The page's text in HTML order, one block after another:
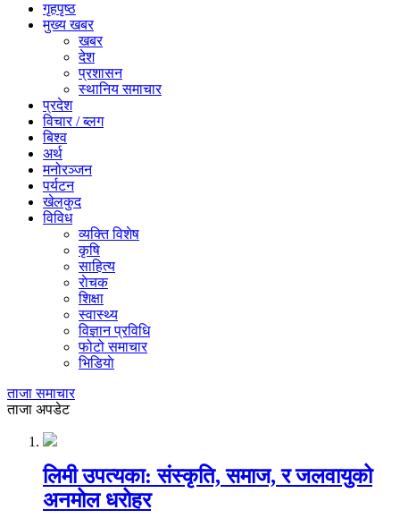
गृहपृष्ठ
मुख्य खबर
खबर
देश
प्रशासन
स्थानिय समाचार
प्रदेश
विचार / ब्लग
बिश्व
अर्थ
मनोरञ्जन
पर्यटन
खेलकुद
विविध
व्यक्ति विशेष
कृषि
साहित्य
राेचक
शिक्षा
स्वास्थ्य
विज्ञान प्रविधि
फोटो समाचार
भिडियाे
ताजा समाचार
ताजा अपडेट
लिमी उपत्यका: संस्कृति, समाज, र जलवायुको
अनमोल धरोहर